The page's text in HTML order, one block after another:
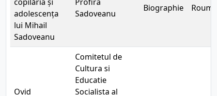
adolescența
lui Mihail
Sadoveanu
Sadoveanu
Biographie
Ovid
Comitetul de
Cultura si
Educatie
Socialista al